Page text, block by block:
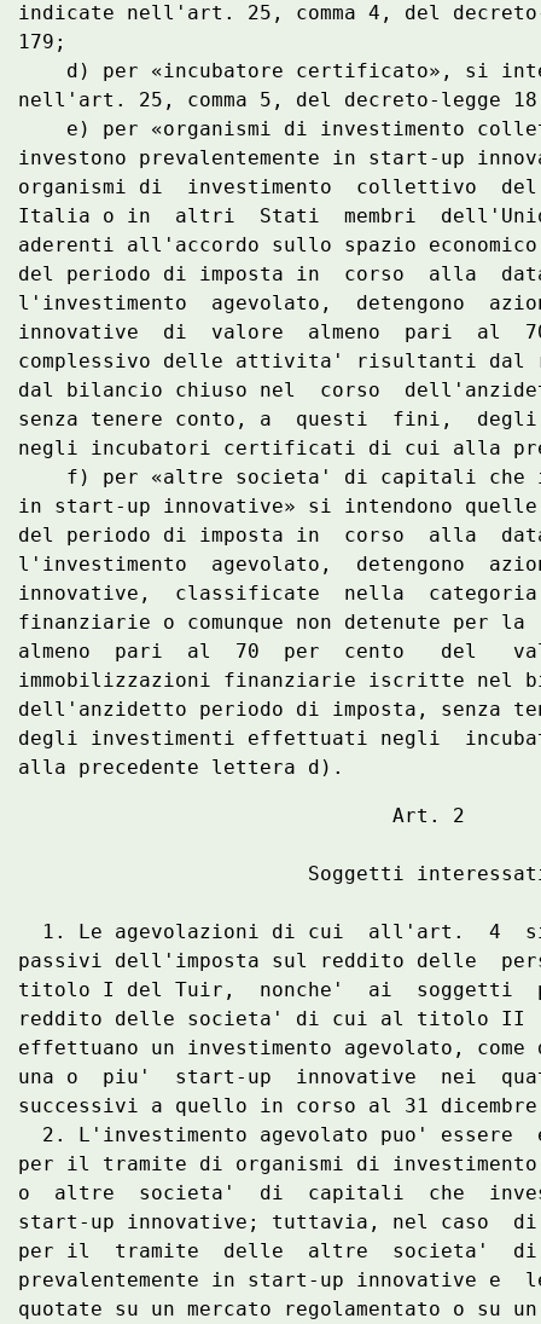
indicate nell'art. 25, comma 4, del
179;
d) per «incubatore certificato», si
nell'art. 25, comma 5, del decreto-legge
e) per «organismi di investimento
investono prevalentemente in start-up
organismi di  investimento  collettivo
Italia o in  altri  Stati  membri
aderenti all'accordo sullo spazio
del periodo di imposta in  corso  alla
l'investimento  agevolato,  detengono
innovative  di  valore  almeno  pari  al
complessivo delle attivita' risultanti dal
dal bilancio chiuso nel  corso
senza tenere conto, a  questi  fini,
negli incubatori certificati di cui alla
f) per «altre societa' di capitali che
in start-up innovative» si intendono
del periodo di imposta in  corso  alla
l'investimento  agevolato,  detengono
innovative,  classificate  nella
finanziarie o comunque non detenute per
almeno  pari  al  70  per  cento   del
immobilizzazioni finanziarie iscritte nel
dell'anzidetto periodo di imposta, senza
degli investimenti effettuati negli
                               Art. 2
Soggetti
1. Le agevolazioni di cui  all'art.  4
passivi dell'imposta sul reddito delle
titolo I del Tuir,  nonche'  ai  soggetti
reddito delle societa' di cui al titolo II
effettuano un investimento agevolato,
una o  piu'  start-up  innovative  nei
successivi a quello in corso al 31
2. L'investimento agevolato puo' essere
per il tramite di organismi di
o  altre  societa'  di  capitali  che
start-up innovative; tuttavia, nel caso
per il  tramite  delle  altre  societa'  di
prevalentemente in start-up innovative e
quotate su un mercato regolamentato o su